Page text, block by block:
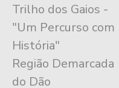
Trilho dos Gaios -
"Um Percurso com
História"
Região Demarcada
do Dão